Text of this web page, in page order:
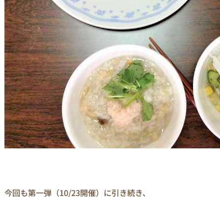
今回も第一弾（10/23開催）に引き続き、